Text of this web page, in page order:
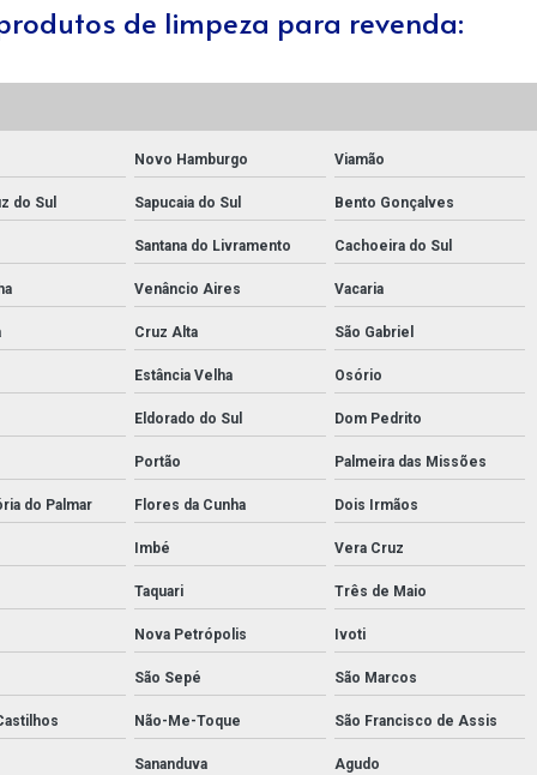
de limpeza para revenda:
Novo Hamburgo Viamão
do Sul Sapucaia do Sul Bento Gonçalves
Santana do Livramento Cachoeira do Sul
Venâncio Aires Vacaria
Cruz Alta São Gabriel
Estância Velha Osório
Eldorado do Sul Dom Pedrito
Portão Palmeira das Missões
do Palmar Flores da Cunha Dois Irmãos
Imbé Vera Cruz
Taquari Três de Maio
Nova Petrópolis Ivoti
São Sepé São Marcos
Não-Me-Toque São Francisco de Assis
Sananduva Agudo